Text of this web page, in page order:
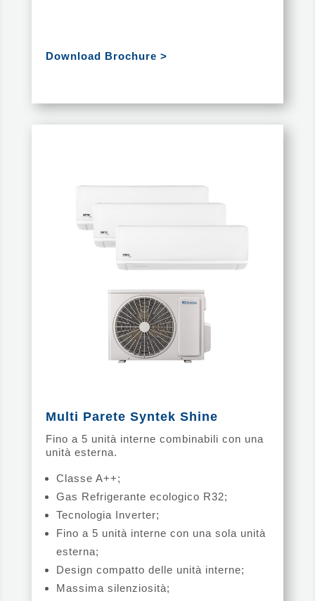
Download Brochure >
Multi Parete Syntek Shine
Fino a 5 unità interne combinabili con una
unità esterna.
Classe A++;
Gas Refrigerante ecologico R32;
Tecnologia Inverter;
Fino a 5 unità interne con una sola unità
esterna;
Design compatto delle unità interne;
Massima silenziosità;